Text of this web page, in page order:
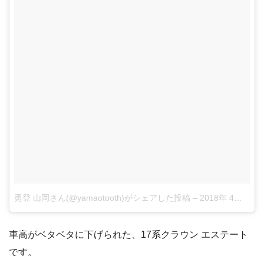
勇登 山岡さん(@yamaotooth)がシェアした投稿 – 2018年 4月月29日午前7時59分PDT
車高がベタベタに下げられた、17系クラウン エステート
です。